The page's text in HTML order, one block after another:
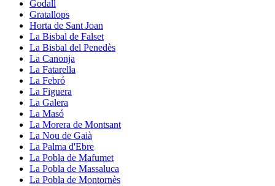
Godall
Gratallops
Horta de Sant Joan
La Bisbal de Falset
La Bisbal del Penedès
La Canonja
La Fatarella
La Febró
La Figuera
La Galera
La Masó
La Morera de Montsant
La Nou de Gaià
La Palma d'Ebre
La Pobla de Mafumet
La Pobla de Massaluca
La Pobla de Montornès